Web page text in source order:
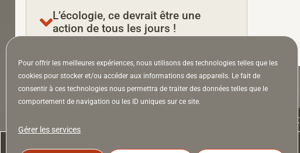
Pour offrir les meilleures expériences, nous utilisons des technologies telles que les
cookies pour stocker et/ou accéder aux informations des appareils. Le fait de
consentir à ces technologies nous permettra de traiter des données telles que le
comportement de navigation ou les ID uniques sur ce site.
Gérer les services
L’écologie, ce devrait être une
action de tous les jours !
Contact